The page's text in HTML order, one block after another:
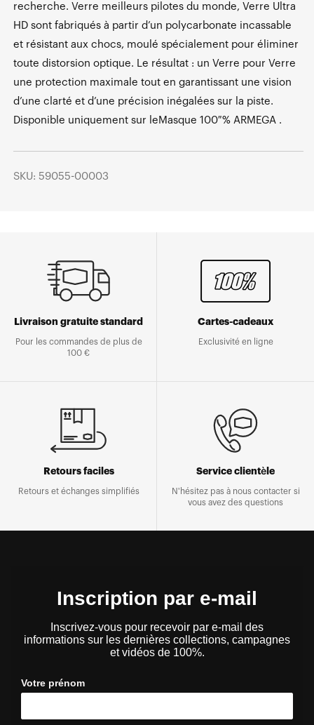
recherche. Verre meilleurs pilotes du monde, Verre Ultra
HD sont fabriqués à partir d’un polycarbonate incassable
et résistant aux chocs, moulé spécialement pour éliminer
toute distorsion optique. Le résultat : un Verre pour Verre
une protection maximale tout en garantissant une vision
d’une clarté et d’une précision inégalées sur la piste.
Disponible uniquement sur leMasque 100 % ARMEGA .
SKU: 59055-00003
Livraison gratuite standard
Pour les commandes de plus de
100 €
Cartes-cadeaux
Exclusivité en ligne
Retours faciles
Retours et échanges simplifiés
Service clientèle
N'hésitez pas à nous contacter si
vous avez des questions
Inscription par e-mail
Inscrivez-vous pour recevoir par e-mail des
informations sur les dernières collections, campagnes
et vidéos de 100%.
Votre prénom